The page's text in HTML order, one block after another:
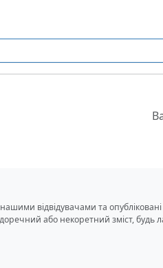
відвідувачами та опубліковані
або некоретний зміст, будь